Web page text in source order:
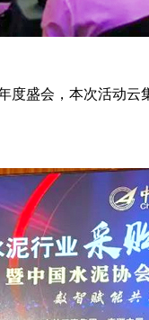
盛会，本次活动